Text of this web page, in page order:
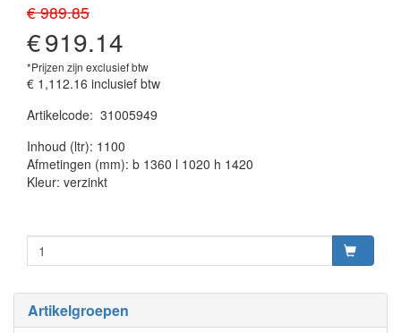
Artikelgroepen
€ 989.85
€919.14
*Prijzen zijn exclusief btw
€ 1,112.16 inclusief btw
Artikelcode: 31005949
Inhoud (ltr): 1100
Afmetingen (mm): b 1360 l 1020 h 1420
Kleur: verzinkt